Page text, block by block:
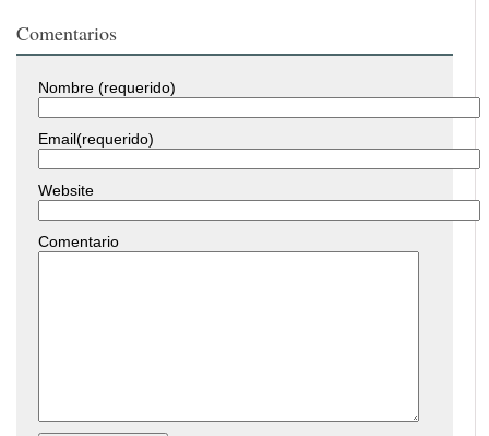
Comentarios
Nombre (requerido)
Email(requerido)
Website
Comentario